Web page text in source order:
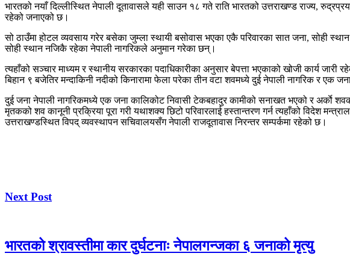
भारतको नयाँ दिल्लीस्थित नेपाली दूतावासले यही साउन १८ गते राति भारतको उत्तराखण्ड राज्य,
रहेको जनाएको छ।
सो ठाउँमा होटल व्यवसाय गरेर बसेका जुम्ला स्थायी बसोवास भएका एकै परिवारका सात जना, सोही
सोही स्थान नजिकै रहेका नेपाली नागरिकले अनुमान गरेका छन्।
त्यहाँको सञ्चार माध्यम र स्थानीय सरकारका पदाधिकारीका अनुसार बेपत्ता भएकाको खोजी कार्य
बिहान ९ बजेतिर मन्दाकिनी नदीको किनारामा फेला परेका तीन वटा शवमध्ये दुई नेपाली नागरिक र एक
दुई जना नेपाली नागरिकमध्ये एक जना कालिकोट निवासी टेकबहादुर कामीको सनाखत भएको र अर्काे
मृतकको शव कानूनी प्रक्रिया पूरा गरी यथाशक्य छिटो परिवारलाई हस्तान्तरण गर्न त्यहाँको विदेश
उत्तराखण्डस्थित विपद् व्यवस्थापन सचिवालयसँग नेपाली राजदूतावास निरन्तर सम्पर्कमा रहेको छ।
Next Post
भारतको श्रावस्तीमा कार दुर्घटनाः नेपालगन्जका ६ जनाको मृत्यु